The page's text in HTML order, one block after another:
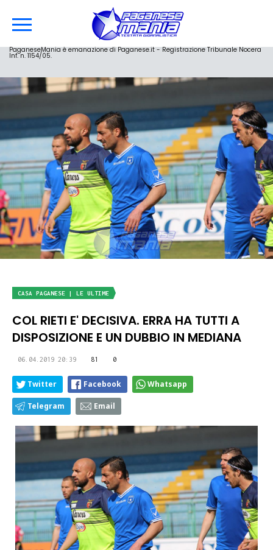
PaganeseMania è emanazione di Paganese.it - Registrazione Tribunale Nocera
Inf. n. 1154/05.
CASA PAGANESE | LE ULTIME
COL RIETI E' DECISIVA. ERRA HA TUTTI A
DISPOSIZIONE E UN DUBBIO IN MEDIANA
06.04.2019 20:39 81 0
Twitter Facebook Whatsapp
Telegram Email